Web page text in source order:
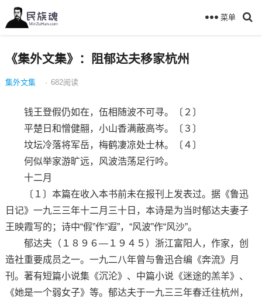
菜单
《集外文集》：阻郁达夫移家杭州
集外文集 · 682阅读
钱王登假仍如在，伍相随波不可寻。〔２〕
平楚日和憎健翮，小山香满蔽高岑。〔３〕
坟坛冷落将军岳，梅鹤凄凉处士林。〔４〕
何似举家游旷远，风波浩荡足行吟。
十二月
〔１〕本篇在收入本书前未在报刊上发表过。据《鲁迅
日记》一九三三年十二月三十日，本诗是为当时郁达夫妻子
王映霞写的；诗中“假”作“遐”，“风波”作“风沙”。
郁达夫（１８９６—１９４５）浙江富阳人，作家，创
造社重要成员之一。一九二八年曾与鲁迅合编《奔流》月
刊。著有短篇小说集《沉沦》、中篇小说《迷途的羔羊》、
《她是一个弱女子》等。郁达夫于一九三三年春迁往杭州，